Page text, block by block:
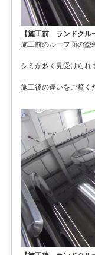
【施工前 ランドクル
施工前のルーフ面の塗
シミが多く見受けられ
施工後の違いをご覧く